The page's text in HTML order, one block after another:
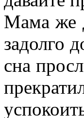
Мама же
задолго
сна